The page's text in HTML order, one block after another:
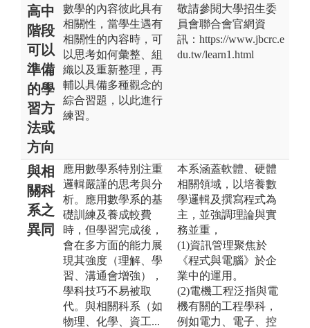
高中
階段
可以
準備
的學
習方
法或
方向
數學的內容彼此具有
相關性，當學生遇有
相關性的內容時，可
以思考如何彙整、組
織以及重新整理，再
輔以具備多種觀念的
綜合習題，以此進行
練習。
敬請參閱大學招生委
員會聯合會官網資
訊：https://www.jbcrc.e
du.tw/learn1.html
與相
關科
系之
異同
應用數學系特別注重
邏輯嚴謹的思考與分
析。應用數學系的基
礎訓練及養成較費
時，但學習完成後，
會在多方面的能力展
現其強度（理解、學
習、溝通會增強），
學科技巧不易被取
代。與相關科系（如
物理、化學、資工...
本系涵蓋軟體、硬體
相關領域，以培養數
學邏輯及撰寫程式為
主，並強調理論與實
務並重，
(1)資訊管理聚焦於
《程式與電腦》於企
業中的運用。
(2)電機工程泛指與電
機有關的工程學科，
例如電力、電子、控